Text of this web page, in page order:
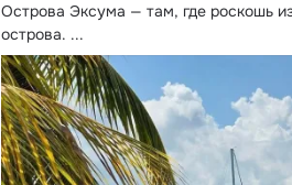
Острова Эксума — там, где роскошь
острова. ...